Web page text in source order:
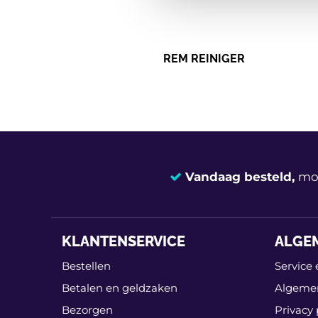
REM REINIGER
Vandaag besteld,
KLANTENSERVICE
Bestellen
Betalen en geldzaken
Bezorgen
Service
Privacy